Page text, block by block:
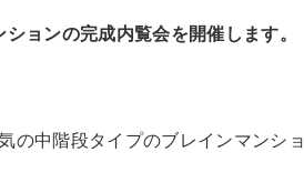
ョンの完成内覧会を開催します。
の中階段タイプのブレインマンショ